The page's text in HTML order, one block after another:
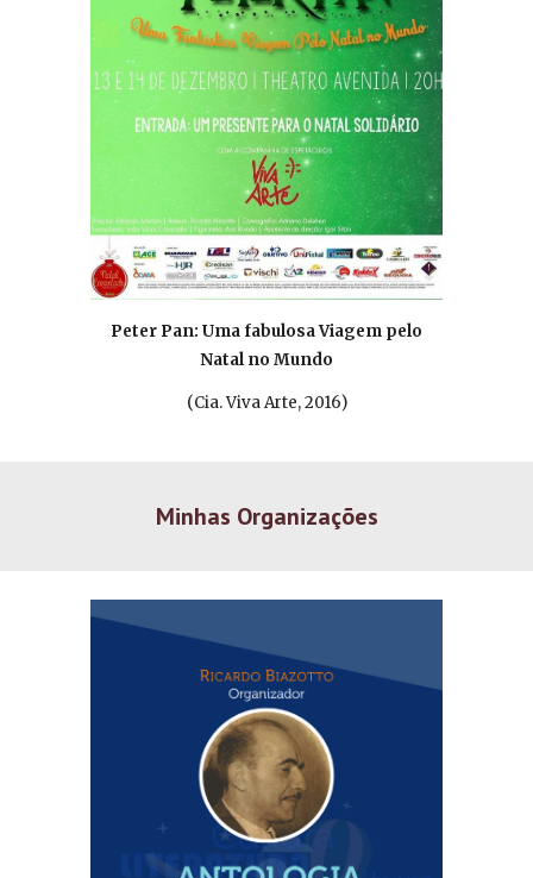
Peter Pan: Uma fabulosa Viagem pelo
Natal no Mundo
(Cia. Viva Arte, 2016)
Minhas Organizações